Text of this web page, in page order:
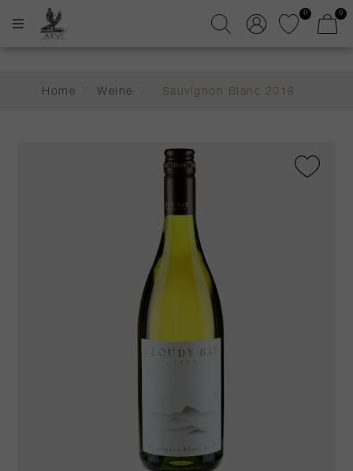
0 0
Home Weine Sauvignon Blanc 2018